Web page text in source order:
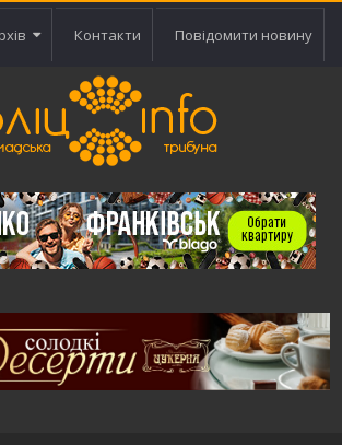
Контакти Повідомити новину